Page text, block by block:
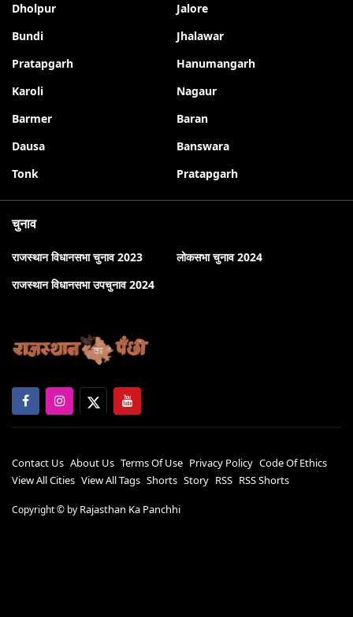
Dholpur
Jalore
Bundi
Jhalawar
Pratapgarh
Hanumangarh
Karoli
Nagaur
Barmer
Baran
Dausa
Banswara
Tonk
Pratapgarh
चुनाव
राजस्थान विधानसभा चुनाव 2023
लोकसभा चुनाव 2024
राजस्थान विधानसभा उपचुनाव 2024
Contact Us About Us Terms Of Use Privacy Policy Code Of Ethics
View All Cities View All Tags Shorts Story RSS RSS Shorts
Copyright © by Rajasthan Ka Panchhi